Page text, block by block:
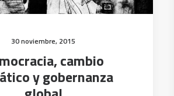
30 noviembre, 2015
cambio
y gobernanza